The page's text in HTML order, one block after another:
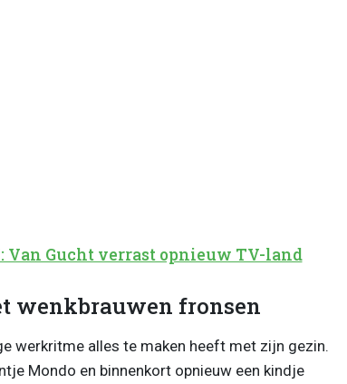
Van Gucht verrast opnieuw TV-land
wenkbrauwen fronsen
werkritme alles te maken heeft met zijn gezin.
Mondo en binnenkort opnieuw een kindje